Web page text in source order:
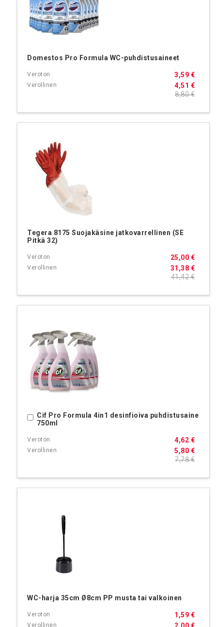
Domestos Pro Formula WC-puhdistusaineet
4,51 €
3,59 €
8,80 €
Tegera 8175 Suojakäsine jatkovarrellinen (SE
Pitkä 32)
31,38 €
25,00 €
41,42 €
Cif Pro Formula 4in1 desinfioiva puhdistusaine
750ml
5,80 €
4,62 €
7,78 €
Ostoskoriin
WC-harja 35cm Ø8cm PP musta tai valkoinen
1,59 €